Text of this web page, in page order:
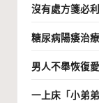
沒有處方箋必
糖尿病陽痿治
男人不舉恢復
一上床「小弟